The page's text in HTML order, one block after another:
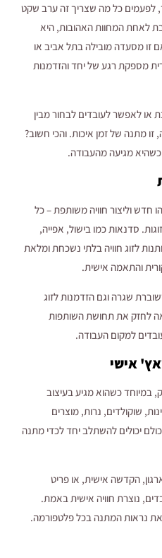
לפעמים כל מה שצריך זה ערב שקט
לאחת המחוות האהובות, היא
זו מסעדה מובילה בתל אביב או
מספקת רגע של יחד והזדמנות
לאפשר לעובדים לבחור מבין
מתנה של זמן איכות. והכי חשוב?
כשהיא מגיעה מהעבודה.
חדש וליצור חוויה משותפת – כל
סדנאות כמו בישול, אפייה,
לזוג חוויה בלתי נשכחת ומלאת
והתאמה אישית.
שגרה וגם הזדמנות לזוג
לחזק את תחושת השותפות
למקום העבודה.
במיוחד כשהוא מגיע בעיצוב
שוקולדים, נרות, מוצרים
יכולים להשתלב יחד לכדי מתנה
הקדשה אישית, או פריט
נוצרת חוויה אישית באמת.
נראות המתנה בכל פלטפורמה.